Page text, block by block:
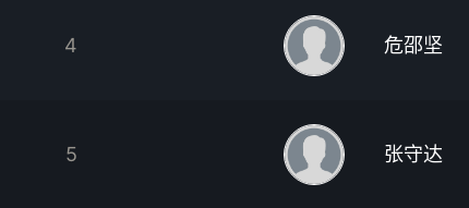
4 危邵坚
5 张守达